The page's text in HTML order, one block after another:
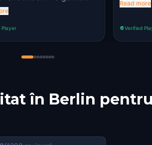
your attention to
Player
Read more
Verified
în Berlin